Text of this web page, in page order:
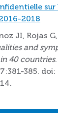
sur
2018
JI, Rojas
and
40 countries
385. doi: